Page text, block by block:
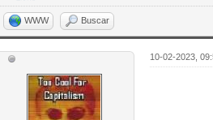
WWW Buscar
10-02-2023,